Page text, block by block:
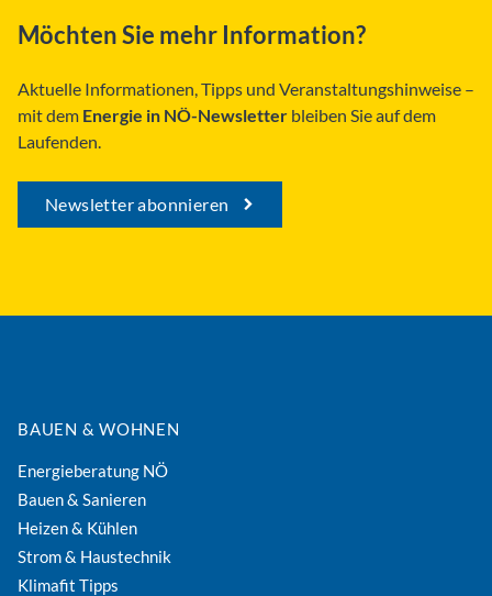
Möchten Sie mehr Information?
Aktuelle Informationen, Tipps und Veranstaltungshinweise –
mit dem Energie in NÖ-Newsletter bleiben Sie auf dem
Laufenden.
Newsletter abonnieren
BAUEN & WOHNEN
Energieberatung NÖ
Bauen & Sanieren
Heizen & Kühlen
Strom & Haustechnik
Klimafit Tipps